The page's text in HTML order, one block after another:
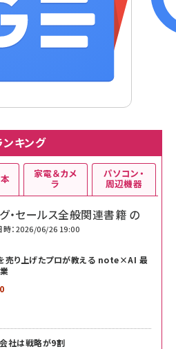
キング
・セールス全般関連書籍 の
時：2026/06/26 19:00
売り上げたプロが教える note×AI 最
社は戦略が9割
家電＆カメ
ラ
パソコン・
周辺機器